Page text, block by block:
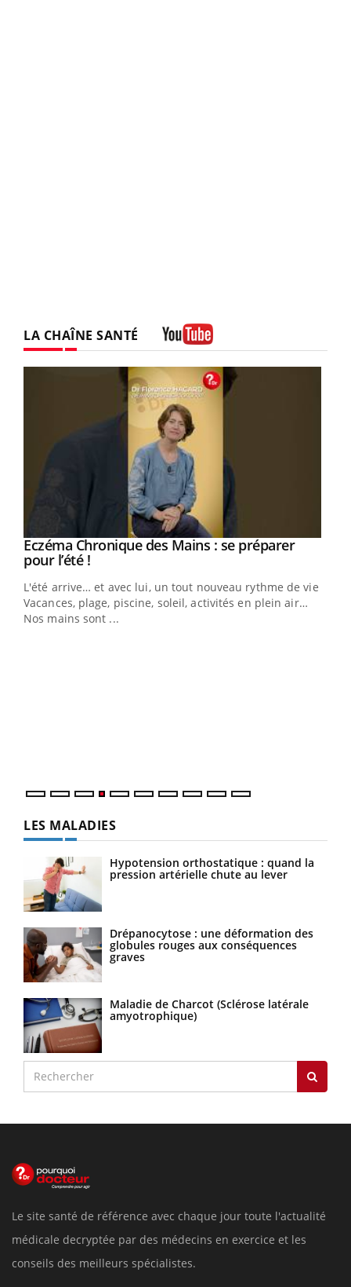
LA CHAÎNE SANTÉ
Youtube
Eczéma Chronique des Mains : se préparer
pour l’été !Youtube
L'été arrive… et avec lui, un tout nouveau rythme de vie !
Vacances, plage, piscine, soleil, activités en plein air…
Nos mains sont ...
LES MALADIES
Hypotension orthostatique : quand la
pression artérielle chute au lever
Drépanocytose : une déformation des
globules rouges aux conséquences
graves
Maladie de Charcot (Sclérose latérale
amyotrophique)
Le site santé de référence avec chaque jour toute l'actualité
médicale decryptée par des médecins en exercice et les
conseils des meilleurs spécialistes.